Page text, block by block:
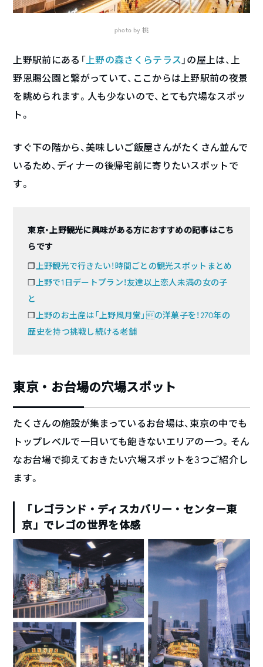
photo by 桃
上野駅前にある「上野の森さくらテラス 」の屋上は、上
野恩賜公園と繋がっていて、ここからは上野駅前の夜景
を眺められます。人も少ないので、とても穴場なスポッ
ト。
すぐ下の階から、美味しいご飯屋さんがたくさん並んで
いるため、ディナーの後帰宅前に寄りたいスポットで
す。
東京・上野観光に興味がある方におすすめの記事はこち
らです
❐ 上野観光で行きたい！時間ごとの観光スポットまとめ
❐ 上野で1日デートプラン！友達以上恋人未満の女の子
と
❐ 上野のお土産は「上野風月堂」の洋菓子を！270年の
歴史を持つ挑戦し続ける老舗
東京・お台場の穴場スポット
たくさんの施設が集まっているお台場は、東京の中でも
トップレベルで一日いても飽きないエリアの一つ。そん
なお台場で抑えておきたい穴場スポットを3つご紹介し
ます。
「レゴランド・ディスカバリー・センター東
京」でレゴの世界を体感